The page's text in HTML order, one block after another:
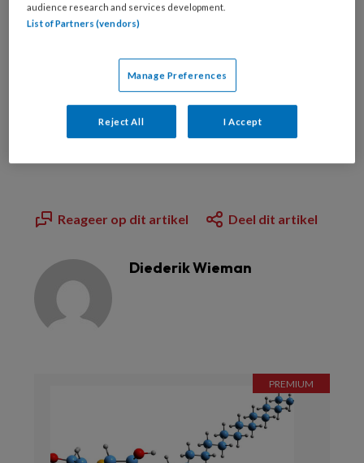
Wilt u dit artikel lezen?
Al abonnee?Log dan in
Reageer op dit artikel Deel dit artikel
Diederik Wieman
audience research and services development.
List of Partners (vendors)
Manage Preferences
Reject All I Accept